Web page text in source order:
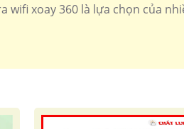
Camera Wifi 360 imou
wifi xoay 360 là lựa chọn của